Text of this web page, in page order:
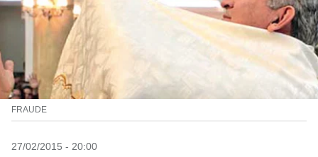
FRAUDE
27/02/2015 - 20:00